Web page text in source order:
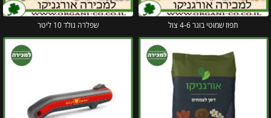
תפוז שמוטי בוגר 4-6 צול שפלרה גולד 10 ליטר